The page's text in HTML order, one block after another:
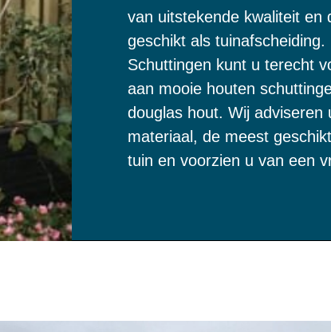
van uitstekende kwaliteit en
geschikt als tuinafscheiding.
Schuttingen kunt u terecht
aan mooie houten
douglas hout. Wij adviseren
materiaal, de meest
tuin en voorzien u van een